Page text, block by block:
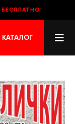
БЕСПЛАТНО!
КАТАЛОГ